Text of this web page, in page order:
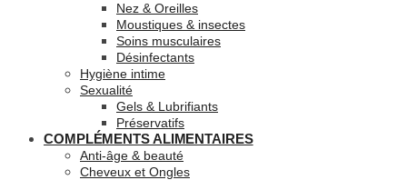
Nez & Oreilles
Moustiques & insectes
Soins musculaires
Désinfectants
Hygiène intime
Sexualité
Gels & Lubrifiants
Préservatifs
COMPLÉMENTS ALIMENTAIRES
Anti-âge & beauté
Cheveux et Ongles